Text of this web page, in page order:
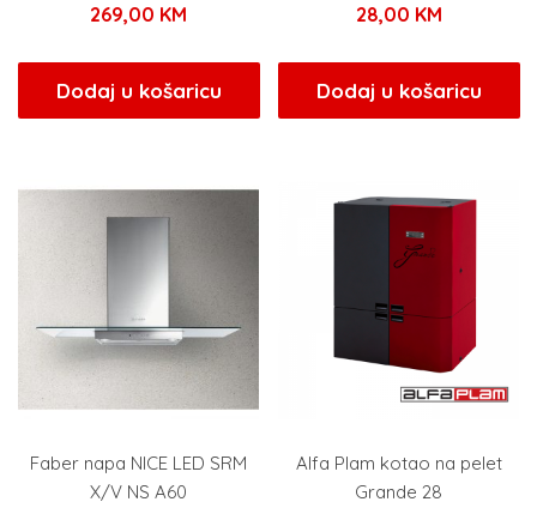
269,00 KM
Dodaj u košaricu
28,00 KM
Dodaj u košaricu
Faber napa NICE LED SRM
X/V NS A60
Alfa Plam kotao na pelet
Grande 28